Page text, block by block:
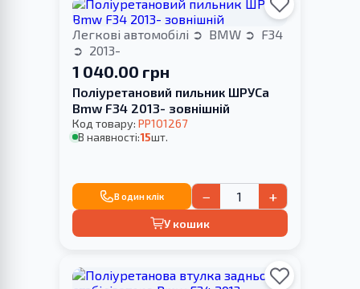
Легкові автомобілі BMW
F34
2013-
1 040.00 грн
Поліуретановий пильник ШРУСа
Bmw F34 2013- зовнішній
Код товару: PP101267
В наявності:15шт.
В один клік − +
У кошик